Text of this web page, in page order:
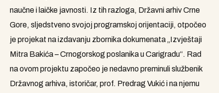
naučne i laičke javnosti. Iz tih razloga, Državni arhiv Crne
Gore, sljedstveno svojoj programskoj orijentaciji, otpočeo
je projekat na izdavanju zbornika dokumenata „Izvještaji
Mitra Bakića – Crnogorskog poslanika u Carigradu“. Rad
na ovom projektu započeo je nedavno preminuli službenik
Državnog arhiva, istoričar, prof. Predrag Vukić i na njemu